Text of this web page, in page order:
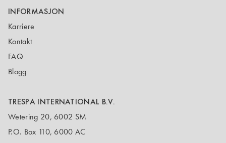
INFORMASJON
Karriere
Kontakt
FAQ
Blogg
TRESPA INTERNATIONAL B.V.
Wetering 20, 6002 SM
P.O. Box 110, 6000 AC